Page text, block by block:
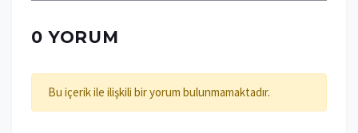
0 YORUM
Bu içerik ile ilişkili bir yorum bulunmamaktadır.